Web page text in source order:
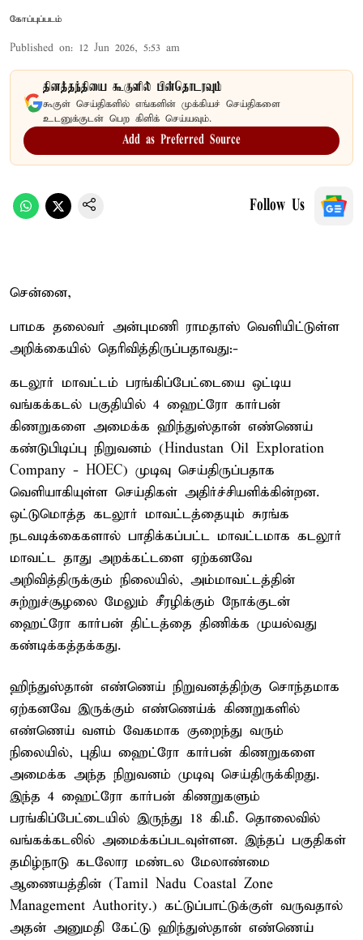
கோப்புப்படம்
Published on: 12 Jun 2026, 5:53 am
தினத்தந்தியை கூகுளில் பின்தொடரவும்
கூகுள் செய்திகளில் எங்களின் முக்கியச் செய்திகளை
உடனுக்குடன் பெற கிளிக் செய்யவும்.
Add as Preferred Source
Follow Us
சென்னை,
பாமக தலைவர் அன்புமணி ராமதாஸ் வெளியிட்டுள்ள
அறிக்கையில் தெரிவித்திருப்பதாவது:-
கடலூர் மாவட்டம் பரங்கிப்பேட்டையை ஒட்டிய
வங்கக்கடல் பகுதியில் 4 ஹைட்ரோ கார்பன்
கிணறுகளை அமைக்க ஹிந்துஸ்தான் எண்ணெய்
கண்டுபிடிப்பு நிறுவனம் (Hindustan Oil Exploration
Company - HOEC) முடிவு செய்திருப்பதாக
வெளியாகியுள்ள செய்திகள் அதிர்ச்சியளிக்கின்றன.
ஒட்டுமொத்த கடலூர் மாவட்டத்தையும் சுரங்க
நடவடிக்கைகளால் பாதிக்கப்பட்ட மாவட்டமாக கடலூர்
மாவட்ட தாது அறக்கட்டளை ஏற்கனவே
அறிவித்திருக்கும் நிலையில், அம்மாவட்டத்தின்
சுற்றுச்சூழலை மேலும் சீரழிக்கும் நோக்குடன்
ஹைட்ரோ கார்பன் திட்டத்தை திணிக்க முயல்வது
கண்டிக்கத்தக்கது.
ஹிந்துஸ்தான் எண்ணெய் நிறுவனத்திற்கு சொந்தமாக
ஏற்கனவே இருக்கும் எண்ணெய்க் கிணறுகளில்
எண்ணெய் வளம் வேகமாக குறைந்து வரும்
நிலையில், புதிய ஹைட்ரோ கார்பன் கிணறுகளை
அமைக்க அந்த நிறுவனம் முடிவு செய்திருக்கிறது.
இந்த 4 ஹைட்ரோ கார்பன் கிணறுகளும்
பரங்கிப்பேட்டையில் இருந்து 18 கி.மீ. தொலைவில்
வங்கக்கடலில் அமைக்கப்படவுள்ளன. இந்தப் பகுதிகள்
தமிழ்நாடு கடலோர மண்டல மேலாண்மை
ஆணையத்தின் (Tamil Nadu Coastal Zone
Management Authority.) கட்டுப்பாட்டுக்குள் வருவதால்
அதன் அனுமதி கேட்டு ஹிந்துஸ்தான் எண்ணெய்